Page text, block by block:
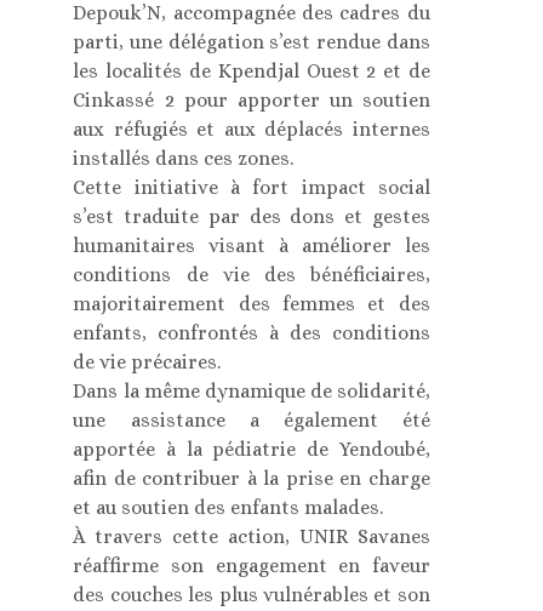
Depouk’N, accompagnée des cadres du
parti, une délégation s’est rendue dans
les localités de Kpendjal Ouest 2 et de
Cinkassé 2 pour apporter un soutien
aux réfugiés et aux déplacés internes
installés dans ces zones.
Cette initiative à fort impact social
s’est traduite par des dons et gestes
humanitaires visant à améliorer les
conditions de vie des bénéficiaires,
majoritairement des femmes et des
enfants, confrontés à des conditions
de vie précaires.
Dans la même dynamique de solidarité,
une assistance a également été
apportée à la pédiatrie de Yendoubé,
afin de contribuer à la prise en charge
et au soutien des enfants malades.
À travers cette action, UNIR Savanes
réaffirme son engagement en faveur
des couches les plus vulnérables et son